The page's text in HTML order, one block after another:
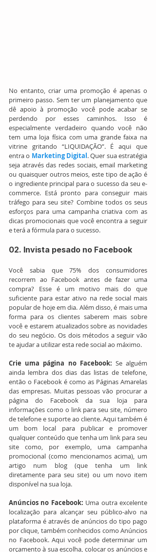
No entanto, criar uma promoção é apenas o
primeiro passo. Sem ter um planejamento que
dê apoio à promoção você pode acabar se
perdendo por esses caminhos. Isso é
especialmente verdadeiro quando você não
tem uma loja física com uma grande faixa na
vitrine gritando “LIQUIDAÇÃO”. É aqui que
entra o Marketing Digital . Quer sua estratégia
seja através das redes sociais, email marketing
ou quaisquer outros meios, este tipo de ação é
o ingrediente principal para o sucesso da seu e-
commerce. Está pronto para conseguir mais
tráfego para seu site? Combine todos os seus
esforços para uma campanha criativa com as
dicas promocionais que você encontra a seguir
e terá a fórmula para o sucesso.
02. Invista pesado no Facebook
Você sabia que 75% dos consumidores
recorrem ao Facebook antes de fazer uma
compra? Esse é um motivo mais do que
suficiente para estar ativo na rede social mais
popular de hoje em dia. Além disso, é mais uma
forma para os clientes saberem mais sobre
você e estarem atualizados sobre as novidades
do seu negócio. Os dois métodos a seguir vão
te ajudar a utilizar esta rede social ao máximo.
Crie uma página no Facebook: Se alguém
ainda lembra dos dias das listas de telefone,
então o Facebook é como as Páginas Amarelas
das empresas. Muitas pessoas vão procurar a
página do Facebook da sua loja para
informações como o link para seu site, número
de telefone e suporte ao cliente. Aqui também é
um bom local para publicar e promover
qualquer conteúdo que tenha um link para seu
site como, por exemplo, uma campanha
promocional (como mencionamos acima), um
artigo num blog (que tenha um link
diretamente para seu site) ou um novo item
disponível na sua loja.
Anúncios no Facebook: Uma outra excelente
localização para alcançar seu público-alvo na
plataforma é através de anúncios do tipo pago
por clique, também conhecidos como Anúncios
no Facebook. Aqui você pode determinar um
orçamento à sua escolha, colocar os anúncios e